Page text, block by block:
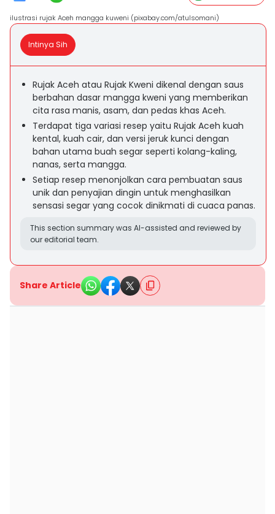
ilustrasi rujak Aceh mangga kuweni (pixabay.com/atulsomani)
Intinya Sih
Rujak Aceh atau Rujak Kweni dikenal dengan saus
berbahan dasar mangga kweni yang memberikan
cita rasa manis, asam, dan pedas khas Aceh.
Terdapat tiga variasi resep yaitu Rujak Aceh kuah
kental, kuah cair, dan versi jeruk kunci dengan
bahan utama buah segar seperti kolang-kaling,
nanas, serta mangga.
Setiap resep menonjolkan cara pembuatan saus
unik dan penyajian dingin untuk menghasilkan
sensasi segar yang cocok dinikmati di cuaca panas.
This section summary was AI-assisted and reviewed by
our editorial team.
Share Article